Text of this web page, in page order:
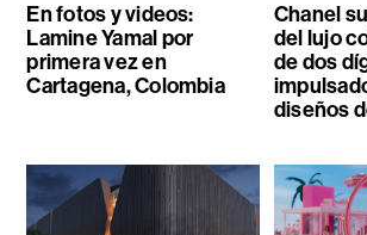
En fotos y videos:
Lamine Yamal por
primera vez en
Cartagena, Colombia
Chanel
del lujo
de dos
diseños